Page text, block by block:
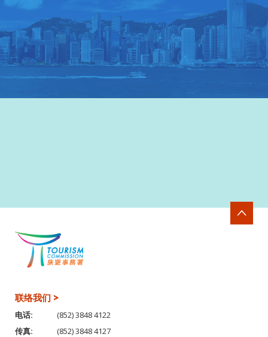
香港旅游發展局网站 >
联络我们 >
电话:
(852) 3848 4122
传真:
(852) 3848 4127